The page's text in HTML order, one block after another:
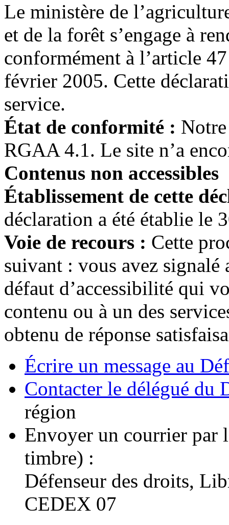
Le ministère de
et de la forêt s’engage à
conformément à l’article
février 2005. Cette
service.
État de conformité :
RGAA 4.1. Le site n’a
Contenus non accessibles
Établissement de cette
déclaration a été établie le
Voie de recours : Cette
suivant : vous avez signalé
défaut d’accessibilité qui
contenu ou à un des
obtenu de réponse
Écrire un message au
Contacter le délégué du
région
Envoyer un courrier par
timbre) :
Défenseur des droits,
CEDEX 07